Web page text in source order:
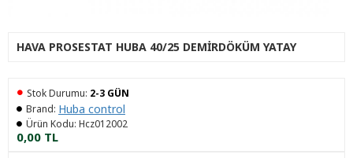
HAVA PROSESTAT HUBA 40/25 DEMIRDÖKÜM YATAY
0,00 TL
Stok Durumu: 2-3 GÜN
Brand: Huba control
Ürün Kodu: Hcz012002